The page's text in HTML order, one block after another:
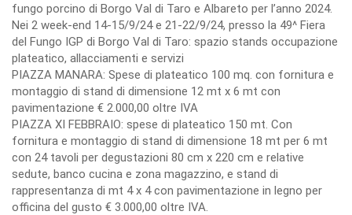
fungo porcino di Borgo Val di Taro e Albareto per l’anno 2024.
Nei 2 week-end 14-15/9/24 e 21-22/9/24, presso la 49^ Fiera
del Fungo IGP di Borgo Val di Taro: spazio stands occupazione
plateatico, allacciamenti e servizi
PIAZZA MANARA: Spese di plateatico 100 mq. con fornitura e
montaggio di stand di dimensione 12 mt x 6 mt con
pavimentazione € 2.000,00 oltre IVA
PIAZZA XI FEBBRAIO: spese di plateatico 150 mt. Con
fornitura e montaggio di stand di dimensione 18 mt per 6 mt
con 24 tavoli per degustazioni 80 cm x 220 cm e relative
sedute, banco cucina e zona magazzino, e stand di
rappresentanza di mt 4 x 4 con pavimentazione in legno per
officina del gusto € 3.000,00 oltre IVA.